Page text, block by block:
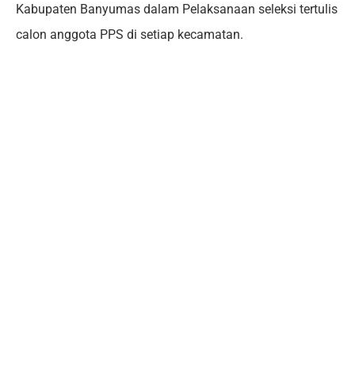
Kabupaten Banyumas dalam Pelaksanaan seleksi tertulis
calon anggota PPS di setiap kecamatan.